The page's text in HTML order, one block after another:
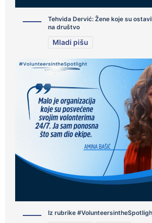
Tehvida Dervić: Žene koje su
na društvo
Mladi pišu
Iz rubrike